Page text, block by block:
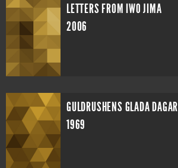
LETTERS FROM IWO JIMA
2006
GULDRUSHENS GLADA DAGAR
1969